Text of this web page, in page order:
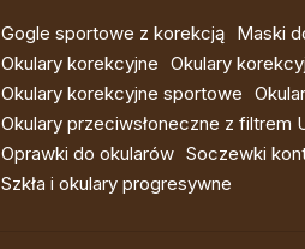
Gogle sportowe z korekcją Maski
Okulary korekcyjne Okulary
Okulary korekcyjne sportowe
Okulary przeciwsłoneczne z filtrem
Oprawki do okularów Soczewki
Szkła i okulary progresywne